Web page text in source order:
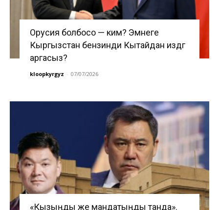
Орусия болбосо — ким? Эмнеге
Кыргызстан бензинди Кытайдан издөөгө
аргасыз?
kloopkyrgyz - 07/07/2026
«Кызыңды же мандатыңды танда».